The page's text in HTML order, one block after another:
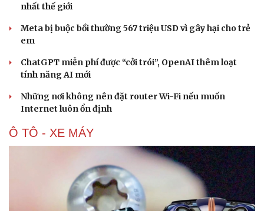
Podcast
Câu chuyện thời sự
Đọc truyện đêm khuya
Cửa sổ tình yêu
nhất thế giới
Meta bị buộc bồi thường 567 triệu USD vì gây hại cho trẻ
em
ChatGPT miễn phí được “cởi trói”, OpenAI thêm loạt
tính năng AI mới
Những nơi không nên đặt router Wi-Fi nếu muốn
Internet luôn ổn định
Ô TÔ - XE MÁY